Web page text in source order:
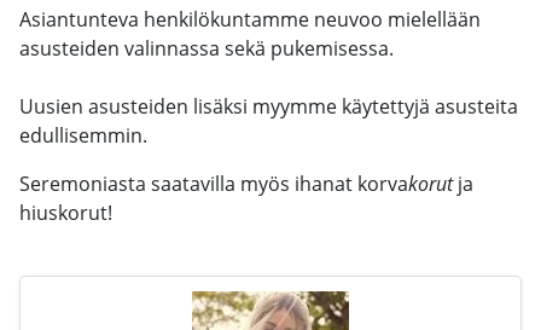
Asiantunteva henkilökuntamme neuvoo mielellään
asusteiden valinnassa sekä pukemisessa.
Uusien asusteiden lisäksi myymme käytettyjä asusteita
edullisemmin.
Seremoniasta saatavilla myös ihanat korvakorutja
hiuskorut!